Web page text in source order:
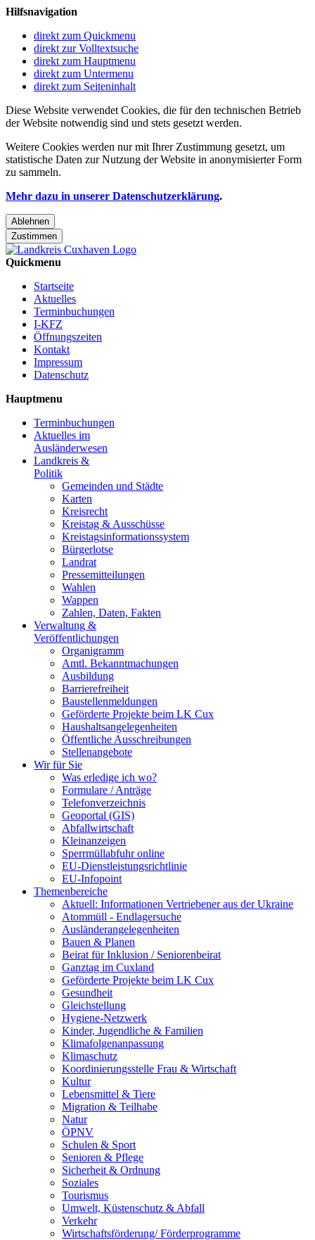
Hilfsnavigation
direkt zum Quickmenu
direkt zur Volltextsuche
direkt zum Hauptmenu
direkt zum Untermenu
direkt zum Seiteninhalt
Diese Website verwendet Cookies, die für den technischen Betrieb
der Website notwendig sind und stets gesetzt werden.
Weitere Cookies werden nur mit Ihrer Zustimmung gesetzt, um
statistische Daten zur Nutzung der Website in anonymisierter Form
zu sammeln.
Mehr dazu in unserer Datenschutzerklärung.
Ablehnen
Zustimmen
Quickmenu
Startseite
Aktuelles
Terminbuchungen
I-KFZ
Öffnungszeiten
Kontakt
Impressum
Datenschutz
Hauptmenu
Terminbuchungen
Aktuelles im
Ausländerwesen
Landkreis &
Politik
Gemeinden und Städte
Karten
Kreisrecht
Kreistag & Ausschüsse
Kreistagsinformationssystem
Bürgerlotse
Landrat
Pressemitteilungen
Wahlen
Wappen
Zahlen, Daten, Fakten
Verwaltung &
Veröffentlichungen
Organigramm
Amtl. Bekanntmachungen
Ausbildung
Barrierefreiheit
Baustellenmeldungen
Geförderte Projekte beim LK Cux
Haushaltsangelegenheiten
Öffentliche Ausschreibungen
Stellenangebote
Wir für Sie
Was erledige ich wo?
Formulare / Anträge
Telefonverzeichnis
Geoportal (GIS)
Abfallwirtschaft
Kleinanzeigen
Sperrmüllabfuhr online
EU-Dienstleistungsrichtlinie
EU-Infopoint
Themenbereiche
Aktuell: Informationen Vertriebener aus der Ukraine
Atommüll - Endlagersuche
Ausländerangelegenheiten
Bauen & Planen
Beirat für Inklusion / Seniorenbeirat
Ganztag im Cuxland
Geförderte Projekte beim LK Cux
Gesundheit
Gleichstellung
Hygiene-Netzwerk
Kinder, Jugendliche & Familien
Klimafolgenanpassung
Klimaschutz
Koordinierungsstelle Frau & Wirtschaft
Kultur
Lebensmittel & Tiere
Migration & Teilhabe
Natur
ÖPNV
Schulen & Sport
Senioren & Pflege
Sicherheit & Ordnung
Soziales
Tourismus
Umwelt, Küstenschutz & Abfall
Verkehr
Wirtschaftsförderung/ Förderprogramme